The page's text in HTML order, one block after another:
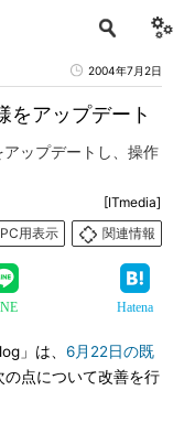
2004年7月2日
をアップデート
ップデートし、操作
[ITmedia]
PC用表示
関連情報
Hatena
」は、 6月22日の既
点について改善を行